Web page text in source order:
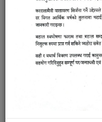
Chief